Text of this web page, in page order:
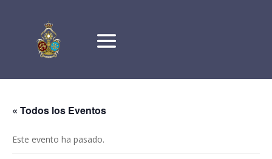
« Todos los Eventos
Este evento ha pasado.